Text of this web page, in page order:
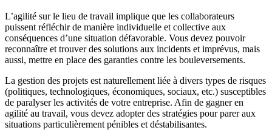
L’agilité sur le lieu de travail implique que les collaborateurs
puissent réfléchir de manière individuelle et collective aux
conséquences d’une situation défavorable. Vous devez pouvoir
reconnaître et trouver des solutions aux incidents et imprévus, mais
aussi, mettre en place des garanties contre les bouleversements.
La gestion des projets est naturellement liée à divers types de risques
(politiques, technologiques, économiques, sociaux, etc.) susceptibles
de paralyser les activités de votre entreprise. Afin de gagner en
agilité au travail, vous devez adopter des stratégies pour parer aux
situations particulièrement pénibles et déstabilisantes.